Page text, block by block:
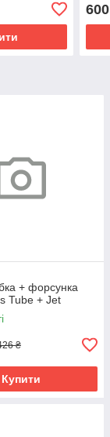
600
+ форсунка
Tube + Jet
₴
Купити